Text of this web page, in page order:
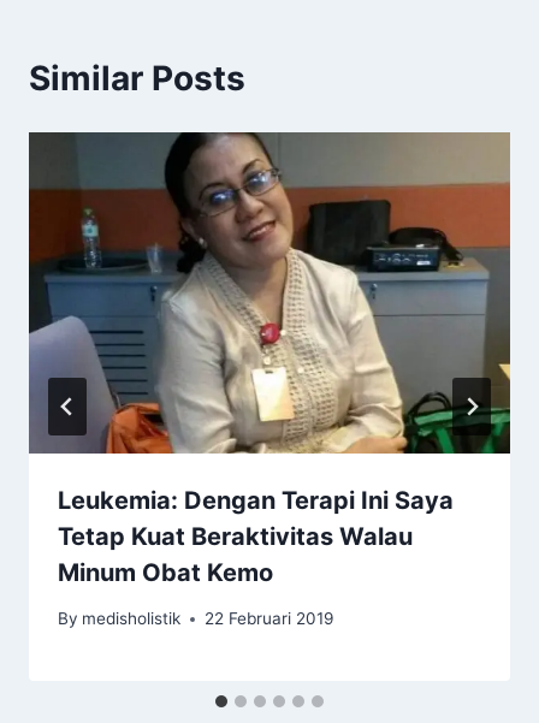
Similar Posts
Leukemia: Dengan Terapi Ini Saya
Tetap Kuat Beraktivitas Walau
Minum Obat Kemo
By medisholistik 22 Februari 2019